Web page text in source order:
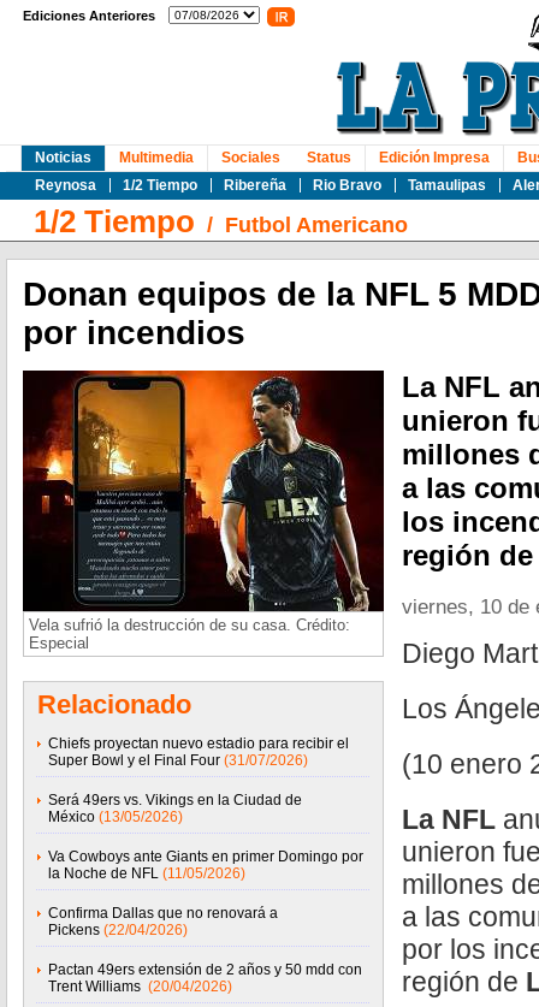
Ediciones Anteriores
Noticias
Reynosa
1/2 Tiempo Ribereña Rio Bravo Tamaulipas
Multimedia Sociales Status Edición Impresa
1/2 Tiempo / Futbol Americano
Donan equipos de la NFL 5
por incendios
Vela sufrió la destrucción de su casa. Crédito:
Especial
Relacionado
Chiefs proyectan nuevo estadio para recibir el
Super Bowl y el Final Four (31/07/2026)
Será 49ers vs. Vikings en la Ciudad de
México (13/05/2026)
Va Cowboys ante Giants en primer Domingo por
la Noche de NFL (11/05/2026)
Confirma Dallas que no renovará a
Pickens (22/04/2026)
Pactan 49ers extensión de 2 años y 50 mdd con
Trent Williams (20/04/2026)
La NFL
unieron
millones
a las
los
región
viernes, 10 de
Diego
Los
(10 enero
La NFL
unieron
millones
a las
por los
región de